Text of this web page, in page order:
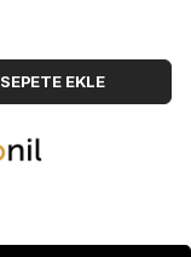
SEPETE EKLE